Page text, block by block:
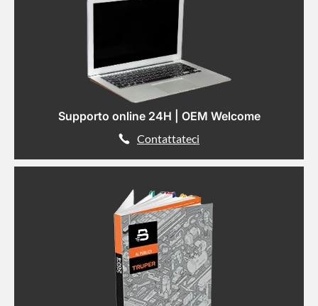
Supporto online 24H | OEM Welcome
Contattateci